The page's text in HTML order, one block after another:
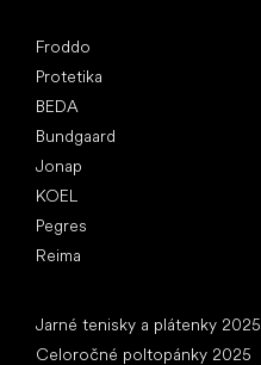
Froddo
Protetika
BEDA
Bundgaard
Jonap
KOEL
Pegres
Reima
Jarné tenisky a plátenky 2025
Celoročné poltopánky 2025